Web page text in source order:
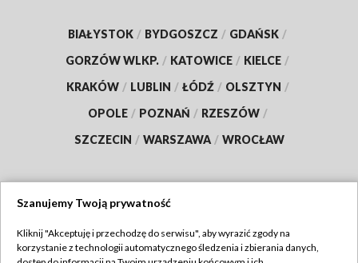
BIAŁYSTOK / BYDGOSZCZ / GDAŃSK /
GORZÓW WLKP. / KATOWICE / KIELCE /
KRAKÓW / LUBLIN / ŁÓDŹ / OLSZTYN /
OPOLE / POZNAŃ / RZESZÓW /
SZCZECIN / WARSZAWA / WROCŁAW
TVP
Szanujemy Twoją prywatność
Kliknij "Akceptuję i przechodzę do serwisu", aby wyrazić zgody na
korzystanie z technologii automatycznego śledzenia i zbierania danych,